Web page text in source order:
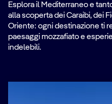
Esplora il Mediterraneo e
alla scoperta dei Caraibi, dei
Oriente: ogni destinazione ti
paesaggi mozzafiato e
indelebili.